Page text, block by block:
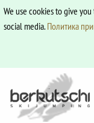
We use cookies to give
social media.Политика